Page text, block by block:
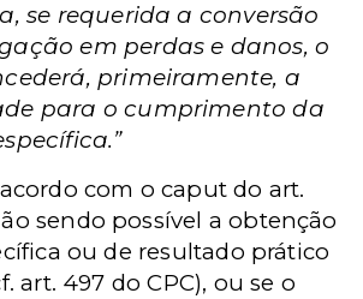
se requerida a conversão
em perdas e danos, o
primeiramente, a
para o cumprimento da
com o caput do art.
sendo possível a obtenção
ou de resultado prático
art. 497 do CPC), ou se o